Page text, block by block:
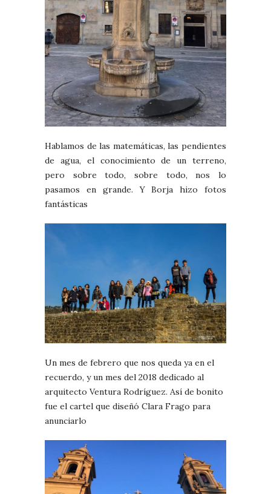
Hablamos de las matemáticas, las pendientes
de agua, el conocimiento de un terreno,
pero sobre todo, sobre todo, nos lo
pasamos en grande. Y Borja hizo fotos
fantásticas
Un mes de febrero que nos queda ya en el
recuerdo, y un mes del 2018 dedicado al
arquitecto Ventura Rodríguez. Así de bonito
fue el cartel que diseñó Clara Frago para
anunciarlo